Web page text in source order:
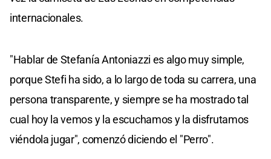
internacionales.
"Hablar de Stefanía Antoniazzi es algo muy simple,
porque Stefi ha sido, a lo largo de toda su carrera, una
persona transparente, y siempre se ha mostrado tal
cual hoy la vemos y la escuchamos y la disfrutamos
viéndola jugar", comenzó diciendo el "Perro".